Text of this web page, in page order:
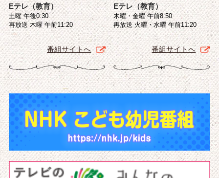
Eテレ（教育）
土曜 午後0:30
再放送 木曜 午前11:20
番組サイトへ
Eテレ（教育）
木曜・金曜 午前8:50
再放送 火曜・水曜 午前11:20
番組サイトへ